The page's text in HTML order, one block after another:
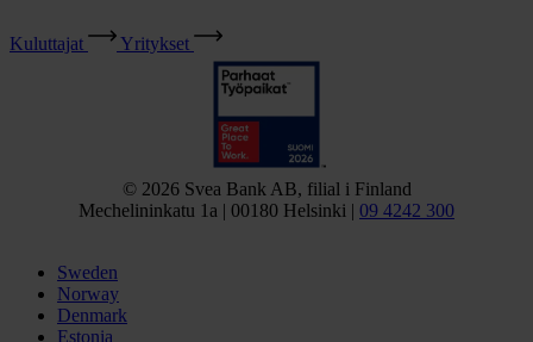
Kuluttajat Yritykset
© 2026 Svea Bank AB, filial i Finland
Mechelininkatu 1a | 00180 Helsinki | 09 4242 300
Sweden
Norway
Denmark
Estonia